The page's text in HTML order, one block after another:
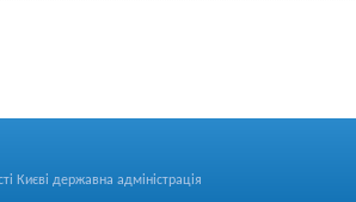
Києві державна адміністрація